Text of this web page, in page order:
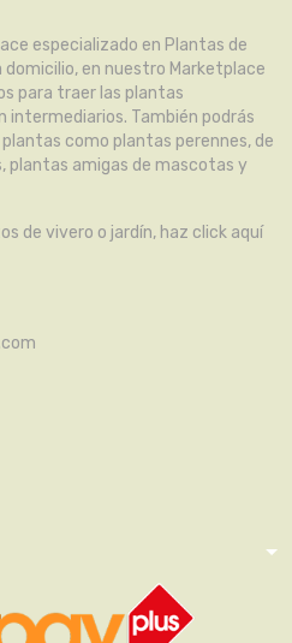
especializado en Plantas de
en nuestro Marketplace
para traer las plantas
También podrás
como plantas perennes, de
plantas amigas de mascotas y
de vivero o jardín, haz click aquí